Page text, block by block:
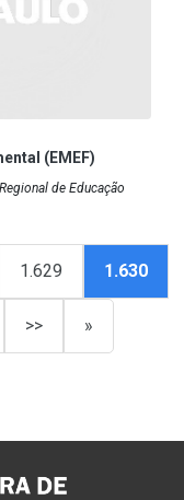
(EMEF)
de Educação
1.629 1.630
>> »